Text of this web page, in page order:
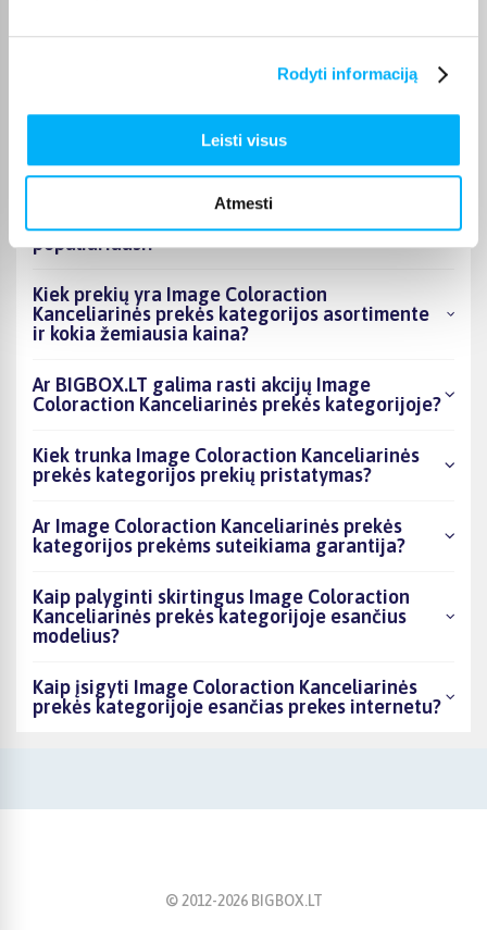
Rodyti informaciją
Leisti visus
Atmesti
Kokie Image Coloraction Kanceliarinės prekės
kategorijoje esantys produktai šiuo metu
populiariausi?
Kiek prekių yra Image Coloraction
Kanceliarinės prekės kategorijos asortimente
ir kokia žemiausia kaina?
Ar BIGBOX.LT galima rasti akcijų Image
Coloraction Kanceliarinės prekės kategorijoje?
Kiek trunka Image Coloraction Kanceliarinės
prekės kategorijos prekių pristatymas?
Ar Image Coloraction Kanceliarinės prekės
kategorijos prekėms suteikiama garantija?
Kaip palyginti skirtingus Image Coloraction
Kanceliarinės prekės kategorijoje esančius
modelius?
Kaip įsigyti Image Coloraction Kanceliarinės
prekės kategorijoje esančias prekes internetu?
© 2012-2026BIGBOX.LT